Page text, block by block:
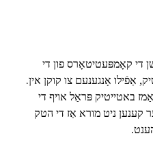
די קאָמפּעטיטאָרס פון די
אַפֿילו אָנגענעם צו קוקן אין.
פון אַרויף צו 140 גראַמז באטייטיק פּראַל אויף די
קענען ניט מורא אַז די הטק